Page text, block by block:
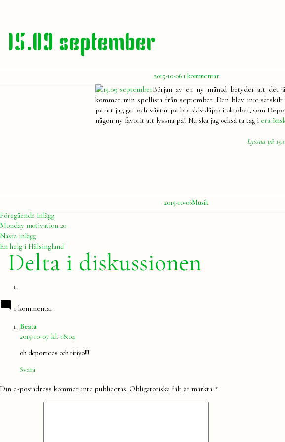
15.09 september
Publicerat
av
Julia
2015-10-06 1 kommentartill
15.09
september
Början av en ny månad betyder att det
kommer min spellista från september. Den blev inte särskilt
på att jag går och väntar på bra skivsläpp i oktober, som
någon ny favorit att lyssna på! Nu ska jag också ta tag i era
Lyssna på
Publicerat
av
Julia
2015-10-06Publicerat
i
Musik
Inläggsnavigering
Föregående inläggFöregående
inlägg:
Monday motivation 20
Nästa inläggNästa
inlägg:
En helg i Hälsingland
Delta i diskussionen
1 kommentar
Beata
2015-10-07 kl. 08:04
oh deportees och titiyo!!!
Svara
Lämna
Din e-postadress kommer inte publiceras. Obligatoriska fält är märkta *